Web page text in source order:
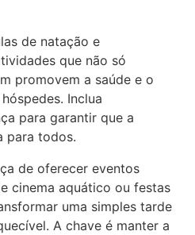
de natação e
que não só
promovem a saúde e o
Inclua
para garantir que a
para todos.
de oferecer eventos
cinema aquático ou festas
uma simples tarde
A chave é manter a